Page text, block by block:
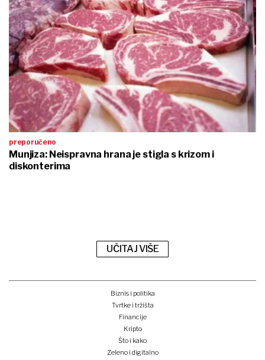
preporučeno
Munjiza: Neispravna hrana je stigla s krizom i
diskonterima
UČITAJ VIŠE
Biznis i politika
Tvrtke i tržišta
Financije
Kripto
Što i kako
Zeleno i digitalno